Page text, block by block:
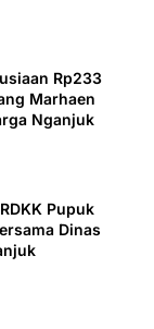
Rp233
Marhaen
Nganjuk
Pupuk
Dinas